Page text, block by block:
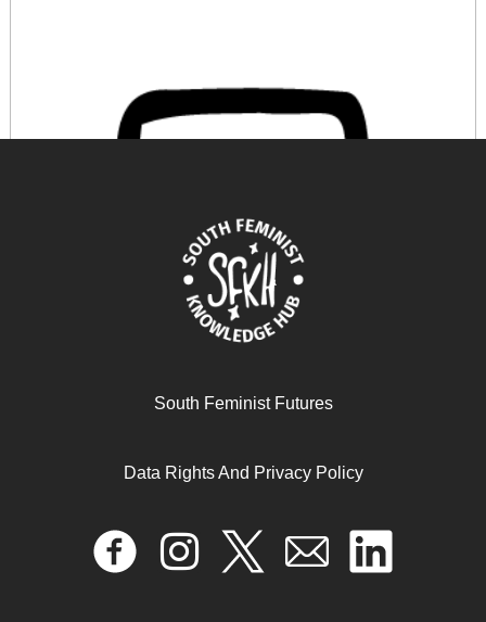
La farce de la « prise en compte du genre » : une grille
South Feminist Futures
Data Rights And Privacy Policy